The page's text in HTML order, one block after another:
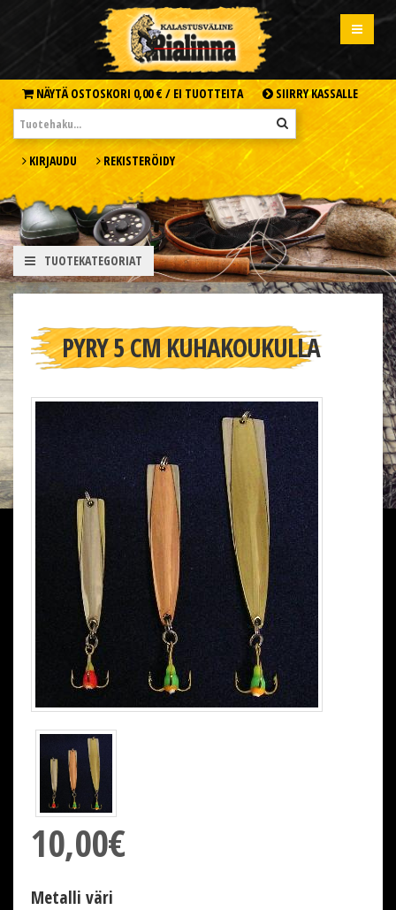
NÄYTÄ OSTOSKORI 0,00 € / EI TUOTTEITA SIIRRY KASSALLE
KIRJAUDU REKISTERÖIDY
TUOTEKATEGORIAT
PYRY 5 CM KUHAKOUKULLA
10,00€
Metalli väri